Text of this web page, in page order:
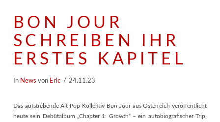
BON JOUR
SCHREIBEN IHR
ERSTES KAPITEL
In News von Eric 24.11.23
Das aufstrebende Alt-Pop-Kollektiv Bon Jour aus Österreich veröffentlicht
heute sein Debütalbum „Chapter 1: Growth“ – ein autobiografischer Trip,